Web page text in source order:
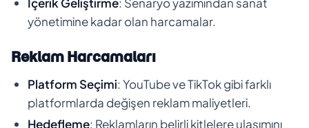
yönetimine kadar olan harcamalar.
Reklam Harcamaları
Platform Seçimi: YouTube ve TikTok gibi farklı
platformlarda değişen reklam maliyetleri.
Hedefleme: Reklamların belirli kitlelere ulaşımını